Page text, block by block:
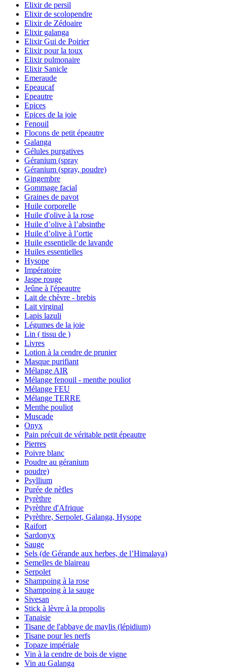
Elixir de persil
Elixir de scolopendre
Elixir de Zédoaire
Elixir galanga
Elixir Gui de Poirier
Elixir pour la toux
Elixir pulmonaire
Elixir Sanicle
Emeraude
Epeaucaf
Epeautre
Epices
Epices de la joie
Fenouil
Flocons de petit épeautre
Galanga
Gélules purgatives
Géranium (spray
Géranium (spray, poudre)
Gingembre
Gommage facial
Graines de pavot
Huile corporelle
Huile d'olive à la rose
Huile d’olive à l’absinthe
Huile d’olive à l’ortie
Huile essentielle de lavande
Huiles essentielles
Hysope
Impératoire
Jaspe rouge
Jeûne à l'épeautre
Lait de chèvre - brebis
Lait virginal
Lapis lazuli
Légumes de la joie
Lin ( tissu de )
Livres
Lotion à la cendre de prunier
Masque purifiant
Mélange AIR
Mélange fenouil - menthe pouliot
Mélange FEU
Mélange TERRE
Menthe pouliot
Muscade
Onyx
Pain précuit de véritable petit épeautre
Pierres
Poivre blanc
Poudre au géranium
poudre)
Psyllium
Purée de nèfles
Pyrèthre
Pyrèthre d'Afrique
Pyrèthre, Serpolet, Galanga, Hysope
Raifort
Sardonyx
Sauge
Sels (de Gérande aux herbes, de l’Himalaya)
Semelles de blaireau
Serpolet
Shampoing à la rose
Shampoing à la sauge
Sivesan
Stick à lèvre à la propolis
Tanaisie
Tisane de l'abbaye de maylis (lépidium)
Tisane pour les nerfs
Topaze impériale
Vin à la cendre de bois de vigne
Vin au Galanga